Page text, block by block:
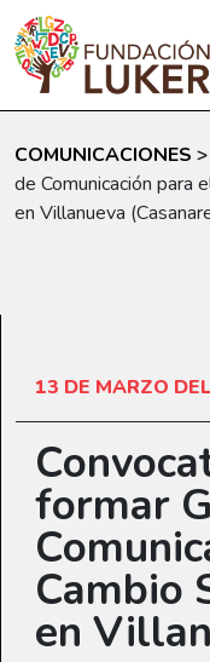
Skip to main content
COMUNICACIONES >
de Comunicación para
en Villanueva
13 DE MARZO
formar
Cambio
en